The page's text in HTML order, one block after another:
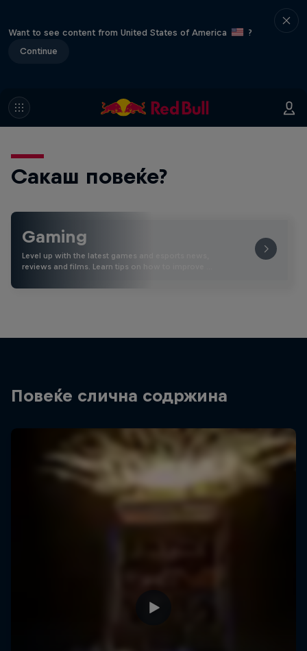
Want to see content from United States of America
?
Continue
Сакаш повеќе?
Gaming
Level up with the latest games and esports news,
reviews and films. Learn tips on how to improve …
Повеќе слична содржина